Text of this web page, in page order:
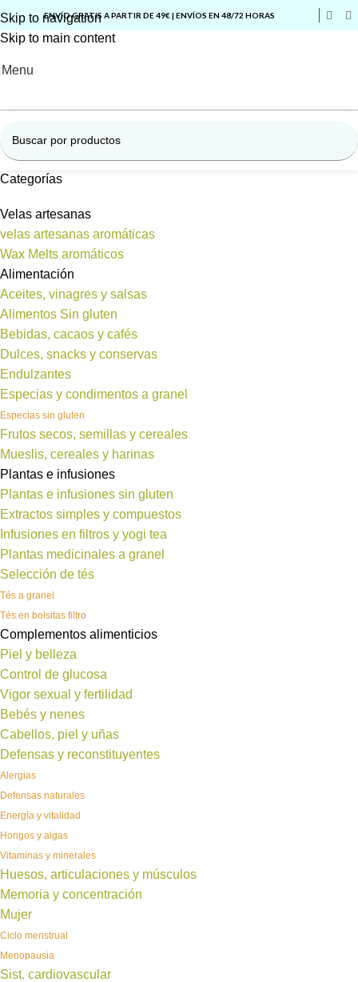
Skip to navigation
Skip to main content
ENVÍO GRATIS A PARTIR DE 49€ | ENVÍOS EN 48/72 HORAS
Menu
Categorías
Velas artesanas
velas artesanas aromáticas
Wax Melts aromáticos
Alimentación
Aceites, vinagres y salsas
Alimentos Sin gluten
Bebidas, cacaos y cafés
Dulces, snacks y conservas
Endulzantes
Especias y condimentos a granel
Especias sin gluten
Frutos secos, semillas y cereales
Mueslis, cereales y harinas
Plantas e infusiones
Plantas e infusiones sin gluten
Extractos simples y compuestos
Infusiones en filtros y yogi tea
Plantas medicinales a granel
Selección de tés
Tés a granel
Tés en bolsitas filtro
Complementos alimenticios
Piel y belleza
Control de glucosa
Vigor sexual y fertilidad
Bebés y nenes
Cabellos, piel y uñas
Defensas y reconstituyentes
Alergias
Defensas naturales
Energía y vitalidad
Hongos y algas
Vitaminas y minerales
Huesos, articulaciones y músculos
Memoria y concentración
Mujer
Ciclo menstrual
Menopausia
Sist. cardiovascular